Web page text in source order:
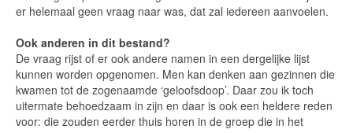
er helemaal geen vraag naar was, dat zal iedereen aanvoelen.
Ook anderen in dit bestand?
De vraag rijst of er ook andere namen in een dergelijke lijst
kunnen worden opgenomen. Men kan denken aan gezinnen die
kwamen tot de zogenaamde ‘geloofsdoop’. Daar zou ik toch
uitermate behoedzaam in zijn en daar is ook een heldere reden
voor: die zouden eerder thuis horen in de groep die in het